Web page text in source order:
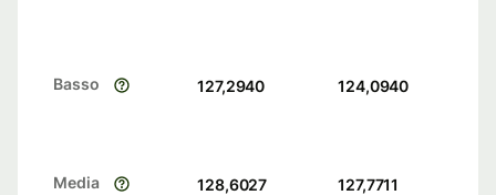
Basso 127,2940 124,0940
Media 128,6027 127,7711